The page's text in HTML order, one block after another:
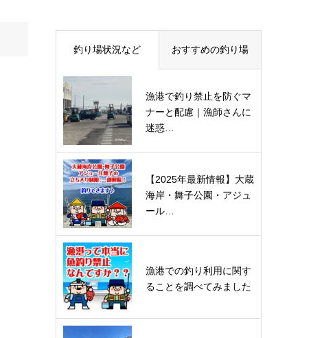
釣り場状況など おすすめの釣り場
漁港で釣り禁止を防ぐマ
ナーと配慮｜漁師さんに
迷惑…
【2025年最新情報】大蔵
海岸・舞子公園・アジュ
ール…
漁港での釣り利用に関す
ることを調べてみました